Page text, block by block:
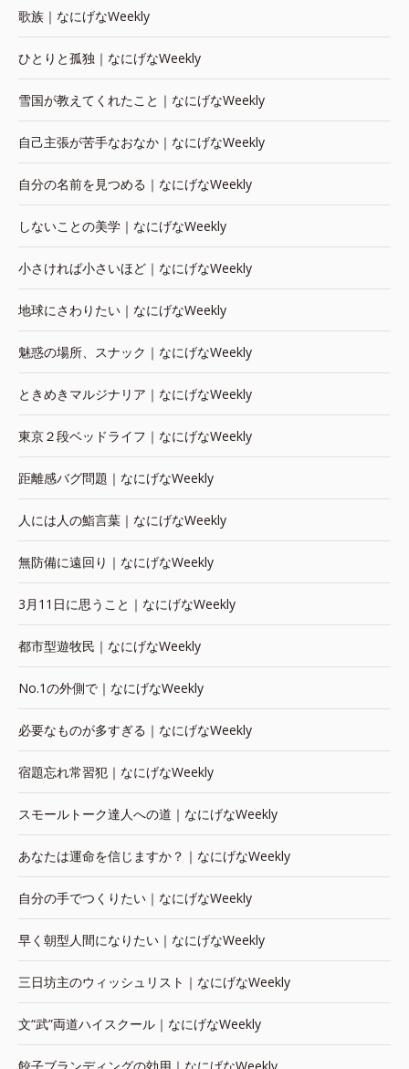
歌族｜なにげなWeekly
ひとりと孤独｜なにげなWeekly
雪国が教えてくれたこと｜なにげなWeekly
自己主張が苦手なおなか｜なにげなWeekly
自分の名前を見つめる｜なにげなWeekly
しないことの美学｜なにげなWeekly
小さければ小さいほど｜なにげなWeekly
地球にさわりたい｜なにげなWeekly
魅惑の場所、スナック｜なにげなWeekly
ときめきマルジナリア｜なにげなWeekly
東京２段ベッドライフ｜なにげなWeekly
距離感バグ問題｜なにげなWeekly
人には人の鮨言葉｜なにげなWeekly
無防備に遠回り｜なにげなWeekly
3月11日に思うこと｜なにげなWeekly
都市型遊牧民｜なにげなWeekly
No.1の外側で｜なにげなWeekly
必要なものが多すぎる｜なにげなWeekly
宿題忘れ常習犯｜なにげなWeekly
スモールトーク達人への道｜なにげなWeekly
あなたは運命を信じますか？｜なにげなWeekly
自分の手でつくりたい｜なにげなWeekly
早く朝型人間になりたい｜なにげなWeekly
三日坊主のウィッシュリスト｜なにげなWeekly
文“武”両道ハイスクール｜なにげなWeekly